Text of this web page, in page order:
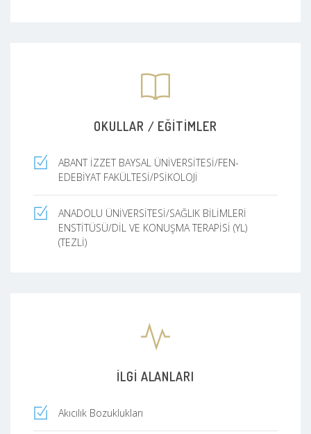
OKULLAR / EĞITIMLER
ABANT İZZET BAYSAL ÜNİVERSİTESİ/FEN-
EDEBİYAT FAKÜLTESİ/PSİKOLOJİ
ANADOLU ÜNİVERSİTESİ/SAĞLIK BİLİMLERİ
ENSTİTÜSÜ/DİL VE KONUŞMA TERAPİSİ (YL)
(TEZLİ)
İLGI ALANLARI
Akıcılık Bozuklukları